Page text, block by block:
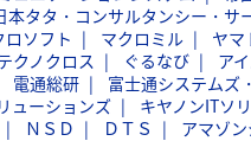
本タタ・コンサルタンシー・サ
ロソフト マクロミル
ヤマ
クノクロス ぐるなび ア
電通総研
富士通システムズ
ューションズ
キヤノンITソ
ＮＳＤ ＤＴＳ アマゾ